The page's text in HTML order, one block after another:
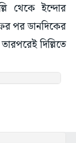
থেকে ইন্দোর
পর ডানদিকের
দিল্লিতে